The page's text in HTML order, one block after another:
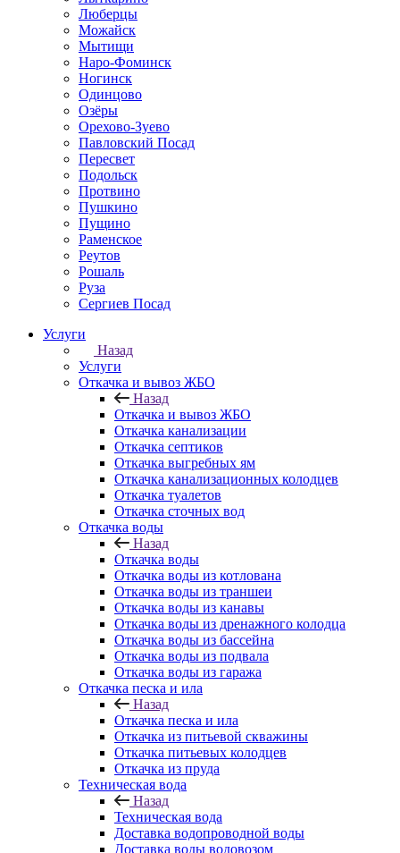
Люберцы
Можайск
Мытищи
Наро-Фоминск
Ногинск
Одинцово
Озёры
Орехово-Зуево
Павловский Посад
Пересвет
Подольск
Протвино
Пушкино
Пущино
Раменское
Реутов
Рошаль
Руза
Сергиев Посад
Услуги
Назад
Услуги
Откачка и вывоз ЖБО
Назад
Откачка и вывоз ЖБО
Откачка канализации
Откачка септиков
Откачка выгребных ям
Откачка канализационных колодцев
Откачка туалетов
Откачка сточных вод
Откачка воды
Назад
Откачка воды
Откачка воды из котлована
Откачка воды из траншеи
Откачка воды из канавы
Откачка воды из дренажного колодца
Откачка воды из бассейна
Откачка воды из подвала
Откачка воды из гаража
Откачка песка и ила
Назад
Откачка песка и ила
Откачка из питьевой скважины
Откачка питьевых колодцев
Откачка из пруда
Техническая вода
Назад
Техническая вода
Доставка водопроводной воды
Доставка воды водовозом